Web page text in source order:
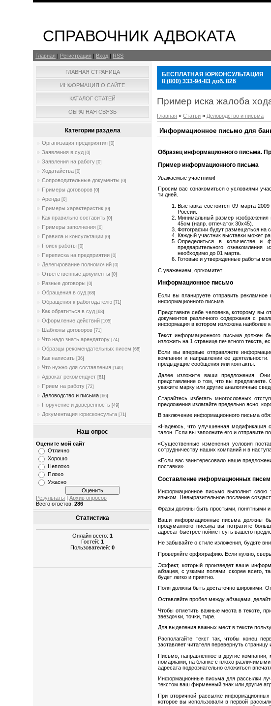
СПРАВОЧНИК АДВОКАТА
Главная | Регистрация | Вход | RSS
ГЛАВНАЯ СТРАНИЦА
ИНФОРМАЦИЯ О САЙТЕ
КАТАЛОГ СТАТЕЙ
ОБРАТНАЯ СВЯЗЬ
Категории раздела
Организация предприятия [0]
Заявления в суд [0]
Заявления на работу [0]
Ходатайства [0]
Сопроводительные документы [0]
Примеры договоров [0]
Аренда [0]
Примеры характеристик [0]
Как правильно составить [0]
Примеры заполнения [0]
Правила и консультации [0]
Поиск работы [0]
Переписка на предприятии [0]
Делегирование полномочий [0]
Ответственные документы [0]
Разные договоры [0]
Обращения в суд [68]
Обращения к работодателю [71]
Как обратиться в суд [68]
Оформление действий [105]
Шаблоны договоров [71]
Что надо знать арендатору [74]
Образцы рекомендательных писем [68]
Как написать [36]
Что нужно для составления [140]
Адвокат рекомендует [81]
Прием на работу [72]
Деловодство и письма [66]
Поручение и доверенность [49]
Документация юрисконсульта [71]
Наш опрос
Оцените мой сайт
Отлично
Хорошо
Неплохо
Плохо
Ужасно
Результаты |Архив опросов
Всего ответов:286
Статистика
Онлайн всего:1
Гостей:1
Пользователей:0
БЕСПЛАТНАЯ ЮРКОНСУЛЬТАЦИЯ
8 (800) 333-94-83 доб. 826
Пример иска жалоба
Главная »Статьи » Деловодство и письма
Информационное письмо для
Образец информационного письма.
Пример информационного письма
Уважаемые участники!
Просим вас ознакомиться с условиями
ти дней.
Выставка состоится 09 марта
России.
Минимальный размер изображения
45см (напр. отпечаток 30х45).
Фотографии будут размещаться на
Каждый участник выставки может
Определиться в количестве и
предварительного
необходимо до 01 марта.
Готовые и утвержденные работы
C уважением, оргкомитет
Информационное письмо
Если вы планируете отправить
информационного письма .
Представьте себе человека, которому вы
документов различного содержания с
информация в котором изложена наиболее
Текст информационного письма должен
изложить на 1 странице печатного текста,
Если вы впервые отправляете
компании и направлении ее
предыдущие сообщения или контакты.
Далее изложите ваши предложения.
представление о том, что вы предлагаете.
укажите марку или другие аналогичные
Старайтесь избегать многословных
предложения излагайте предельно ясно,
В заключение информационного письма
«Надеюсь, что улучшенная модификация
талон. Если вы заполните его и отправите
«Существенные изменения условия
сотрудничеству наших компаний и в
«Если вас заинтересовало наше
поставки».
Составление информационных писем
Информационное письмо выполнит свою
языком. Невыразительное послание
Фразы должны быть простыми, понятными и
Ваши информационные письма должны
продуманного письма вы потратите
адресат быстрее поймет суть вашего
Не забывайте о стиле изложения, будьте
Проверяйте орфографию. Если нужно,
Эффект, который произведет ваше
абзацев, с узкими полями, скорее всего,
будет легко и приятно.
Поля должны быть достаточно широкими.
Оставляйте пробел между абзацами,
Чтобы отметить важные места в тексте,
звездочки, точки, тире.
Для выделения важных мест в тексте
Располагайте текст так, чтобы конец
заставляет читателя перевернуть страницу
Письмо, направленное в другие компании,
помарками, на бланке с плохо различимыми
адресата подсознательно сложиться
Информационные письма для рассылки
текстом ваш фирменный знак или другие
При вторичной рассылке
которое вы использовали в первой